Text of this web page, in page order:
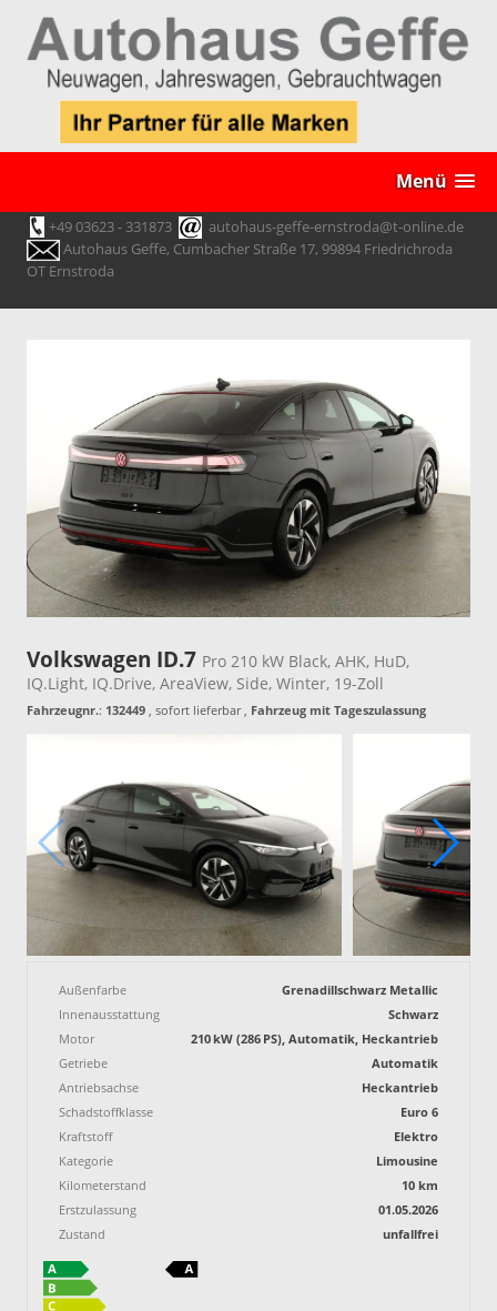
Menü
+49 03623 - 331873
autohaus-geffe-ernstroda@t-online.de
Autohaus Geffe, Cumbacher Straße 17, 99894 Friedrichroda
OT Ernstroda
Volkswagen ID.7 Pro 210 kW Black, AHK, HuD,
IQ.Light, IQ.Drive, AreaView, Side, Winter, 19-Zoll
Fahrzeugnr.: 132449 , sofort lieferbar, Fahrzeug mit Tageszulassung
Außenfarbe
Grenadillschwarz Metallic
Innenausstattung
Schwarz
Motor
210 kW (286 PS), Automatik, Heckantrieb
Getriebe
Automatik
Antriebsachse
Heckantrieb
Schadstoffklasse
Euro 6
Kraftstoff
Elektro
Kategorie
Limousine
Kilometerstand
10 km
Erstzulassung
01.05.2026
Zustand
unfallfrei